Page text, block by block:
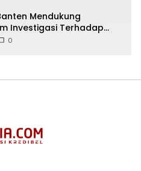
Mendukung
Investigasi Terhadap
Lampung
0